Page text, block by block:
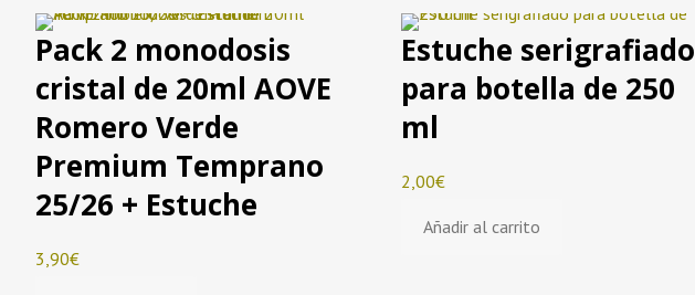
Pack 2 monodosis
cristal de 20ml AOVE
Romero Verde
Premium Temprano
25/26 + Estuche
3,90€
Estuche serigrafiado
para botella de 250
ml
2,00€
Añadir al carrito